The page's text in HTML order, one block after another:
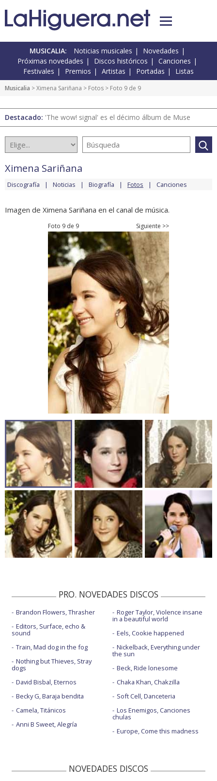
MUSICALIA: Noticias musicales
Novedades
Próximas novedades
Discos históricos
Canciones
Festivales
Premios Artistas Portadas Listas
Musicalia >Ximena Sariñana > Fotos > Foto 9 de 9
Destacado: 'The wow! signal' es el décimo álbum de Muse
Ximena Sariñana
Discografía Noticias Biografía Fotos Canciones
Imagen de Ximena Sariñana en el canal de música.
Foto 9 de 9 Siguiente >>
PRO. NOVEDADES DISCOS
Brandon Flowers, Thrasher
Editors, Surface, echo &
sound
Train, Mad dog in the fog
Nothing but Thieves, Stray
dogs
David Bisbal, Eternos
Becky G, Baraja bendita
Camela, Titánicos
Anni B Sweet, Alegría
Roger Taylor, Violence insane
in a beautiful world
Eels, Cookie happened
Nickelback, Everything under
the sun
Beck, Ride lonesome
Chaka Khan, Chakzilla
Soft Cell, Danceteria
Los Enemigos, Canciones
chulas
Europe, Come this madness
NOVEDADES DISCOS